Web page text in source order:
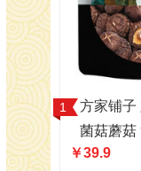
方家铺子
菌菇蘑菇
1906
￥39.9